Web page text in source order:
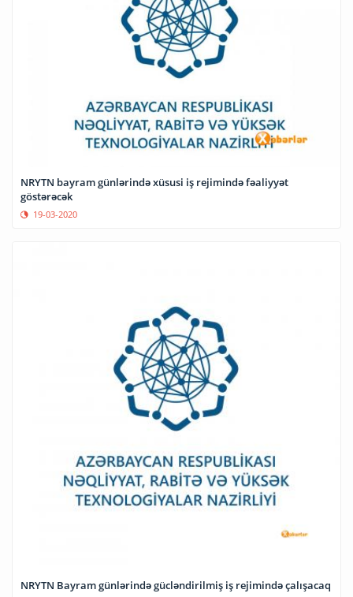
NRYTN bayram günlərində xüsusi iş rejimində fəaliyyət
göstərəcək
19-03-2020
NRYTN Bayram günlərində gücləndirilmiş iş rejimində çalışacaq